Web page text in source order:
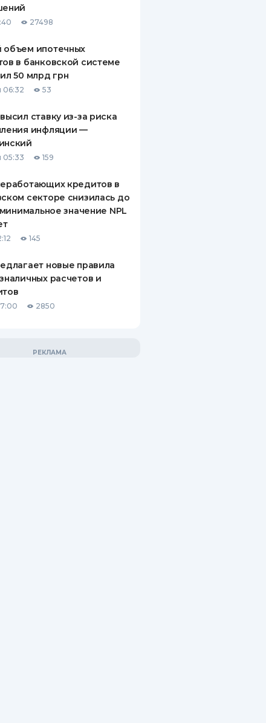
ПО
ПОЛИСЫ
КОМПАНИИ
И ОПЛАТА
27498
ипотечных
в банковской системе
50 млрд грн
06:32 53
ставку из-за риска
инфляции —
05:33 159
кредитов в
секторе снизилась до
минимальное значение NPL
145
новые правила
расчетов и
2850